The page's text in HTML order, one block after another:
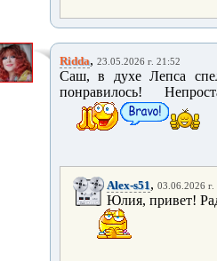
Ridda, 23.05.2026 г. 21:52
Саш, в духе Лепса
понравилось!
Alex-s51, 03.06.2026 г.
Юлия, привет!